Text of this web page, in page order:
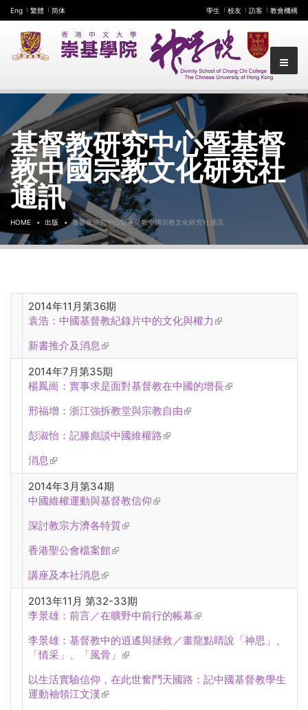
Eng 繁體 简体 學生 校友 訪客 教會機構
基督教研究中心暨基督
教中國宗教文化研究社
通訊
HOME 出版 基督教研究中心暨基督教中國宗教文化研究社通訊
2014年11月第36期
袁浩：中國基督教紀錄片中的文化與權力 (link is external)
新書推介及消息(link is external)
2014年7月第35期
楊鳳崗：實事求是面對基督教在中國的增長(link is external)
邢福增：浙江強拆教堂與宗教自由(link is external)
彭淑怡：記滕彪談中國維權路(link is external)
消息(link is external)
2014年3月第34期
中國維權運動與基督教信仰(link is external)
深討教宗方濟各特質(link is external)
香港聖公會檔案館(link is external)
講座及本社消息(link is external)
2013年11月 第32-33期
李景雄：前言／在曠野中前行的帳幕(link is external)
李景雄：基督教中的逍遙與拯救／畫龍點睛說「神思」、
「情采」、「風骨」 (link is external)
以生活實驗信仰，在此世奮鬥天國路：記中國基督教學生
運動袖領江文漢(link is external)